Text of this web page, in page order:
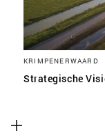
KRIMPENERWAARD
Strategische